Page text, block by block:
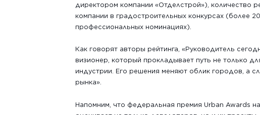
директором компании «Отделстрой»), количество
компании в градостроительных конкурсах (более
профессиональных номинациях).
Как говорят авторы рейтинга, «Руководитель
визионер, который прокладывает путь не только
индустрии. Его решения меняют облик городов, а
рынка».
Напомним, что федеральная премия Urban Awards